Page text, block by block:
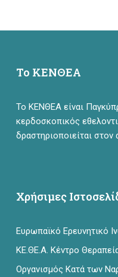
Το ΚΕΝΘΕΑ
Το ΚΕΝΘΕΑ είναι
κερδοσκοπικός
δραστηριοποιείται στον
Χρήσιμες
Ευρωπαϊκό Ερευνητικό
ΚΕ.ΘΕ.Α. Κέντρο
Οργανισμός Κατά των